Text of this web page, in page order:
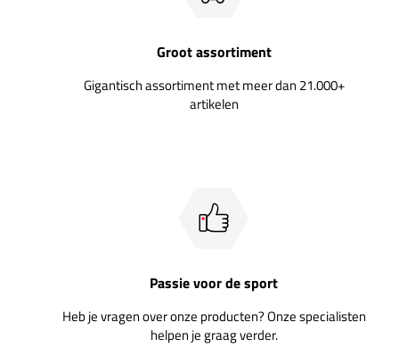
Groot assortiment
Gigantisch assortiment met meer dan 21.000+
artikelen
Passie voor de sport
Heb je vragen over onze producten? Onze specialisten
helpen je graag verder.